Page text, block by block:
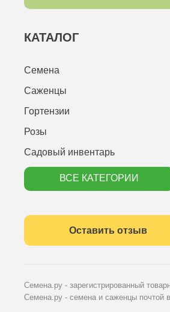
КАТАЛОГ
Семена
Саженцы
Гортензии
Розы
Садовый инвентарь
ВСЕ КАТЕГОРИИ
Оставить отзыв
Семена.ру - зарегистрированный
Семена.ру - семена и саженцы почтой